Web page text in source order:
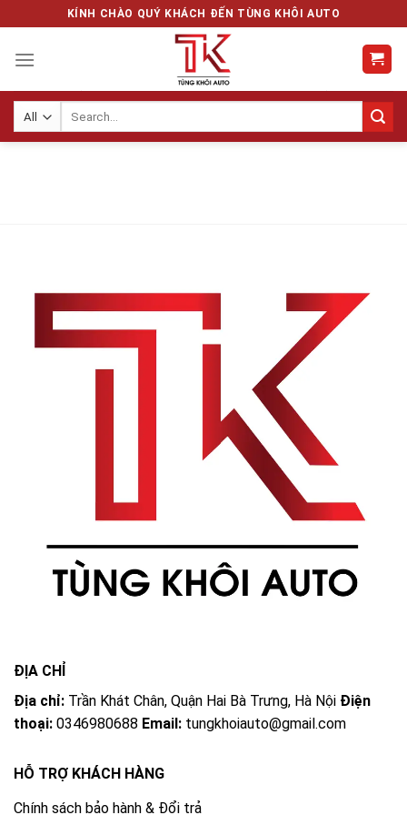
content
KÍNH CHÀO QUÝ KHÁCH ĐẾN TÙNG KHÔI AUTO
ĐỊA CHỈ
Địa chỉ: Trần Khát Chân, Quận Hai Bà Trưng, Hà Nội Điện
thoại: 0346980688 Email: tungkhoiauto@gmail.com
HỖ TRỢ KHÁCH HÀNG
Chính sách bảo hành & Đổi trả